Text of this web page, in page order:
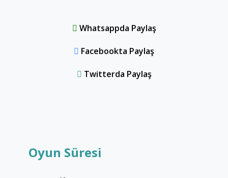
Whatsappda Paylaş
Facebookta Paylaş
Twitterda Paylaş
Oyun Süresi